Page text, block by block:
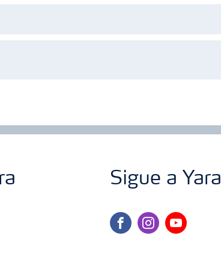
Sigue a Yara
facebookinstagram
youtube